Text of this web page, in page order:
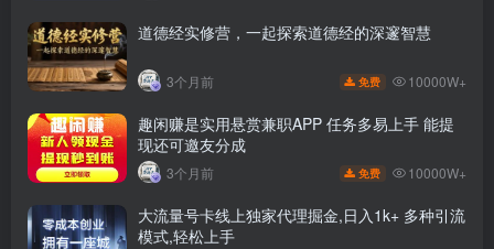
道德经实修营，一起探索道德经的深邃智慧
3个月前 免费 10000W+
趣闲赚是实用悬赏兼职APP 任务多易上手 能提
现还可邀友分成
3个月前 免费 10000W+
大流量号卡线上独家代理掘金,日入1k+ 多种引流
模式,轻松上手